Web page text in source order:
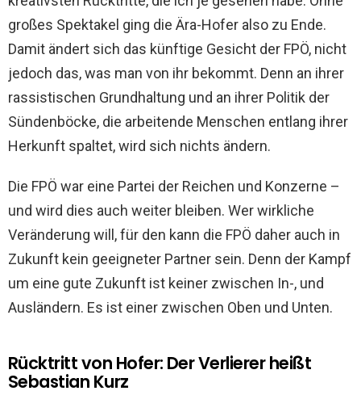
großes Spektakel ging die Ära-Hofer also zu Ende.
Damit ändert sich das künftige Gesicht der FPÖ, nicht
jedoch das, was man von ihr bekommt. Denn an ihrer
rassistischen Grundhaltung und an ihrer Politik der
Sündenböcke, die arbeitende Menschen entlang ihrer
Herkunft spaltet, wird sich nichts ändern.
Die FPÖ war eine Partei der Reichen und Konzerne –
und wird dies auch weiter bleiben. Wer wirkliche
Veränderung will, für den kann die FPÖ daher auch in
Zukunft kein geeigneter Partner sein. Denn der Kampf
um eine gute Zukunft ist keiner zwischen In-, und
Ausländern. Es ist einer zwischen Oben und Unten.
Rücktritt von Hofer: Der Verlierer heißt
Sebastian Kurz